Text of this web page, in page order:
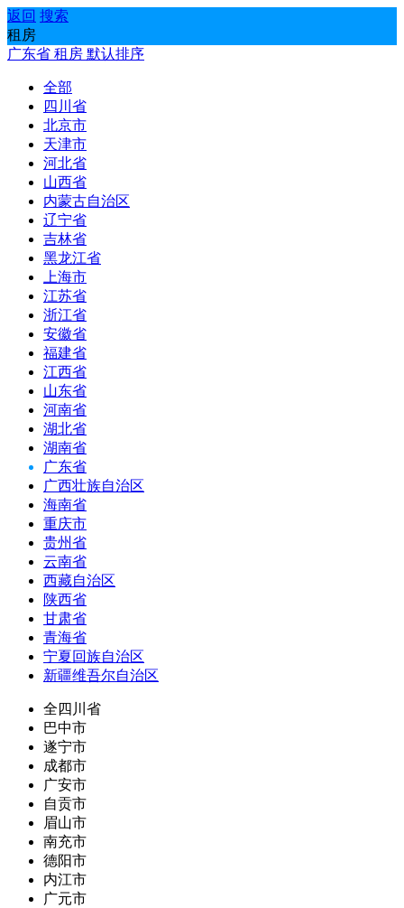
返回 搜索
租房
广东省 租房 默认排序
全部
四川省
北京市
天津市
河北省
山西省
内蒙古自治区
辽宁省
吉林省
黑龙江省
上海市
江苏省
浙江省
安徽省
福建省
江西省
山东省
河南省
湖北省
湖南省
广东省
广西壮族自治区
海南省
重庆市
贵州省
云南省
西藏自治区
陕西省
甘肃省
青海省
宁夏回族自治区
新疆维吾尔自治区
全四川省
巴中市
遂宁市
成都市
广安市
自贡市
眉山市
南充市
德阳市
内江市
广元市